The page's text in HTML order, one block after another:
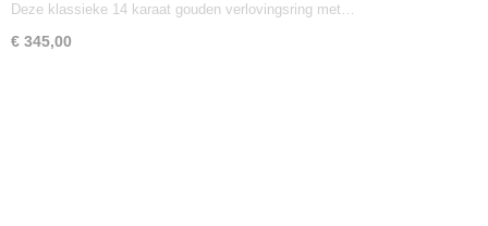
Deze klassieke 14 karaat gouden verlovingsring met…
€ 345,00